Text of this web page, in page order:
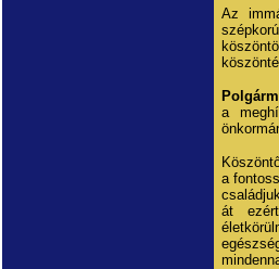
Az
a
a
át